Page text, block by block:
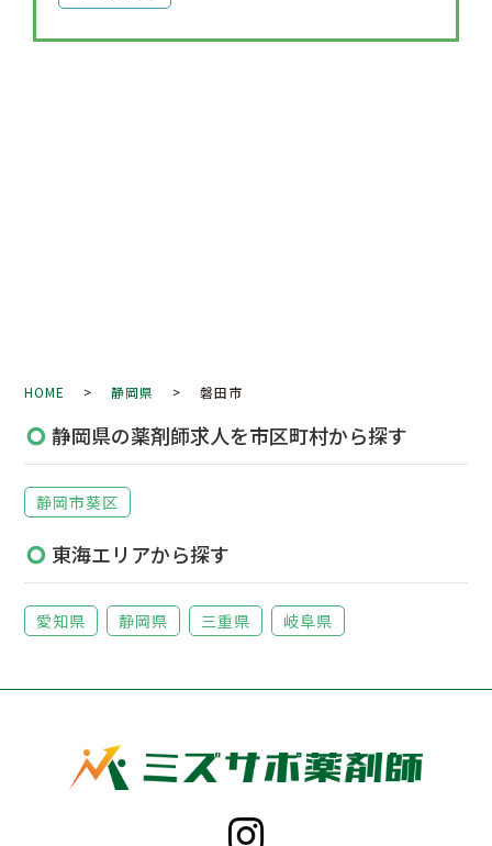
HOME >静岡県 > 磐田市
静岡県の薬剤師求人を市区町村から探す
静岡市葵区
東海エリアから探す
愛知県 静岡県 三重県 岐阜県